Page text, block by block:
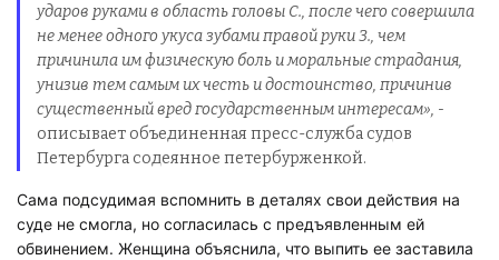
ударов руками в область головы С., после чего совершила
не менее одного укуса зубами правой руки З., чем
причинила им физическую боль и моральные страдания,
унизив тем самым их честь и достоинство, причинив
существенный вред государственным интересам», -
описывает объединенная пресс-служба судов
Петербурга содеянное петербурженкой.
Сама подсудимая вспомнить в деталях свои действия на
суде не смогла, но согласилась с предъявленным ей
обвинением. Женщина объяснила, что выпить ее заставила